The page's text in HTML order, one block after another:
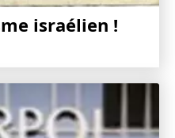
israélien !